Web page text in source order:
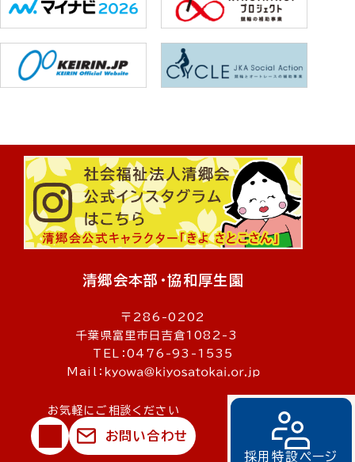
清郷会本部・協和厚生園
〒286-0202
千葉県富里市日吉倉1082-3
TEL：0476-93-1535
Mail：
© 社会福祉法人清郷会
お気軽にご相談ください
お問い合わせ
採用特設ページ